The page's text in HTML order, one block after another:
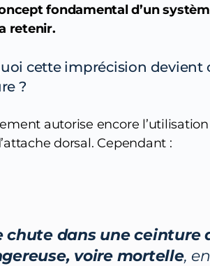
fondamental d’un
retenir.
cette imprécision devient
?
autorise encore
dorsal. Cependant :
chute dans une
voire mortelle,